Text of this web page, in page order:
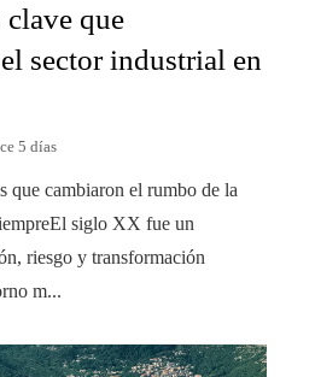
clave que
sector industrial en
5 días
que cambiaron el rumbo de la
siglo XX fue un
riesgo y transformación
m...